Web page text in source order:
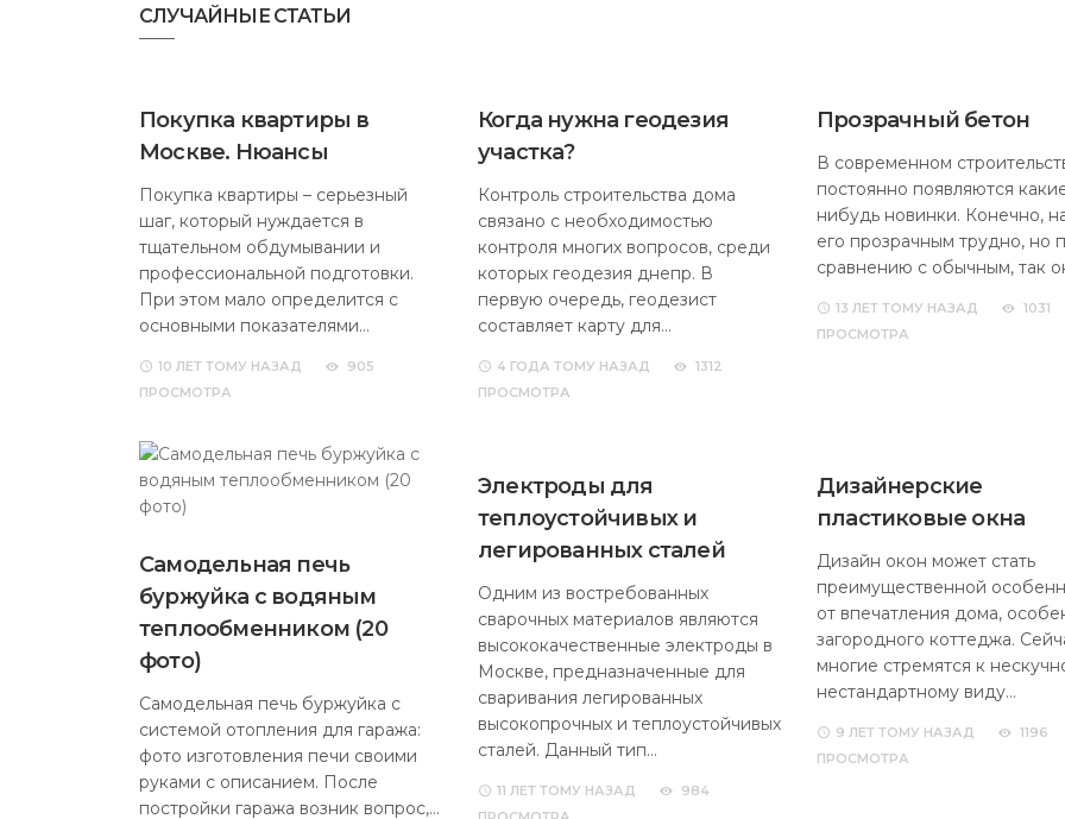
СЛУЧАЙНЫЕ СТАТЬИ
Покупка квартиры в
Москве. Нюансы
Покупка квартиры – серьезный
шаг, который нуждается в
тщательном обдумывании и
профессиональной подготовки.
При этом мало определится с
основными показателями…
10 ЛЕТ ТОМУ НАЗАД
905
ПРОСМОТРА
Когда нужна геодезия
участка?
Контроль строительства дома
связано с необходимостью
контроля многих вопросов, среди
которых геодезия днепр. В
первую очередь, геодезист
составляет карту для…
4 ГОДА ТОМУ НАЗАД
1312
ПРОСМОТРА
Прозрачный бетон
В современном
постоянно появляются
нибудь новинки. Конечно,
его прозрачным трудно, но
сравнению с обычным, так
13 ЛЕТ ТОМУ НАЗАД
1031
ПРОСМОТРА
Самодельная печь
буржуйка с водяным
теплообменником (20
фото)
Самодельная печь буржуйка с
системой отопления для гаража:
фото изготовления печи своими
руками с описанием. После
постройки гаража возник вопрос,…
Электроды для
теплоустойчивых и
легированных сталей
Одним из востребованных
сварочных материалов являются
высококачественные электроды в
Москве, предназначенные для
сваривания легированных
высокопрочных и теплоустойчивых
сталей. Данный тип…
11 ЛЕТ ТОМУ НАЗАД
984
Дизайнерские
пластиковые окна
Дизайн окон может стать
преимущественной
от впечатления дома,
загородного коттеджа.
многие стремятся к
нестандартному виду…
9 ЛЕТ ТОМУ НАЗАД
1196
ПРОСМОТРА